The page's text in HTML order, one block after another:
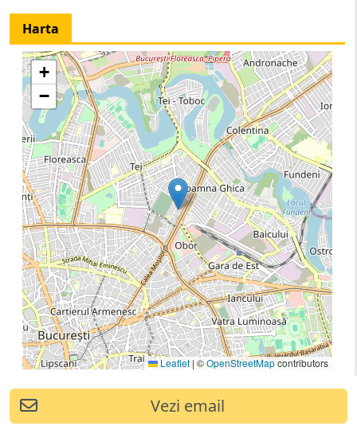
Harta
+
−
Leaflet|©OpenStreetMapcontributors
Vezi email